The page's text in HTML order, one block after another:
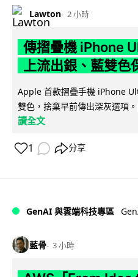
Lawton 2 小時
傳摺疊機 iPhone
上流出銀、藍雙色
Apple 首款摺疊手機 iPhone
雙色，捨棄早前傳出深灰選項
讀全文
1 分享
GenAI 與雲端科技專區
藍骨 3 小時